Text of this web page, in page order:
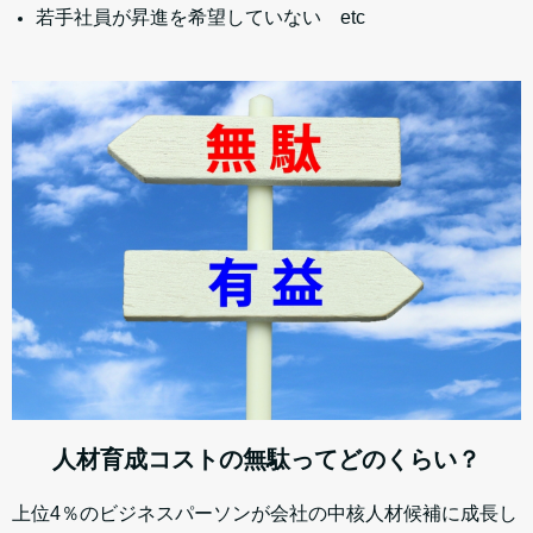
若手社員が昇進を希望していない etc
人材育成コストの無駄ってどのくらい？
上位4％のビジネスパーソンが会社の中核人材候補に成長し